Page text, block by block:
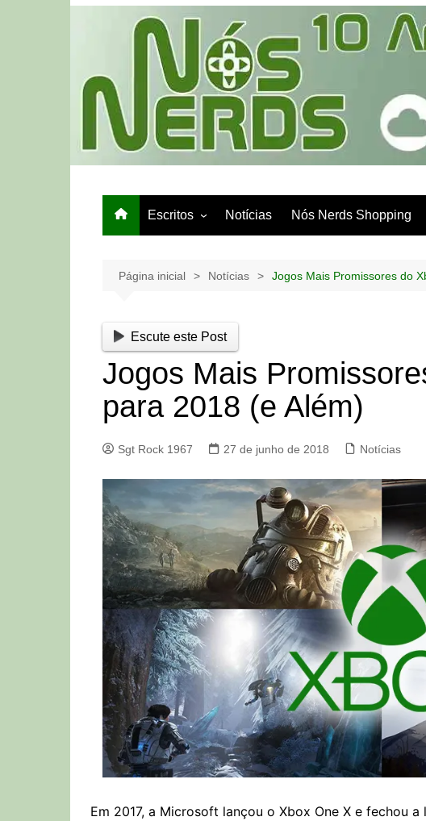
Escritos
Papo de Bar
Notícias Nós Nerds Shopping
Página inicial Notícias Jogos Mais Promissores do
Escute este Post
Jogos Mais
para 2018 (e Além)
Sgt Rock 1967 27 de junho de 2018 Notícias
Em 2017, a Microsoft lançou o Xbox One X e fechou